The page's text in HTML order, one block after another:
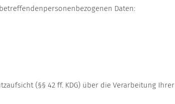
Daten:
(§§ 42 ff. KDG) über die Verarbeitung Ihrer